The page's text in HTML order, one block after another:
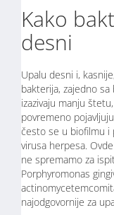
Kako
desni
Upalu desni i,
bakterija, zajedno
izazivaju manju
povremeno
često se u biofilmu i
virusa herpesa.
ne spremamo za
Porphyromonas
najodgovornije za